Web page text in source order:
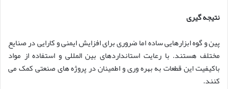
نتیجه گیری
پین و گوه ابزارهایی ساده اما ضروری برای افزایش ایمنی و کارایی در صنایع
مختلف هستند. با رعایت استانداردهای بین المللی و استفاده از مواد
باکیفیت این قطعات به بهره وری و اطمینان در پروژه های صنعتی کمک می
کنند.